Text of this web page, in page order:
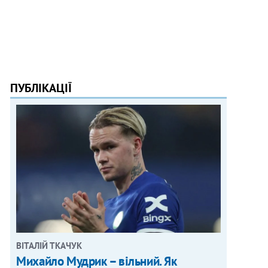
ПУБЛІКАЦІЇ
ВІТАЛІЙ ТКАЧУК
Михайло Мудрик – вільний. Як